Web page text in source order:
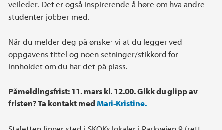
veileder. Det er også inspirerende å høre om hva andre
studenter jobber med.
Når du melder deg på ønsker vi at du legger ved
oppgavens tittel og noen setninger/stikkord for
innholdet om du har det på plass.
Påmeldingsfrist: 11. mars kl. 12.00. Gikk du glipp av
fristen? Ta kontakt medMari-Kristine.